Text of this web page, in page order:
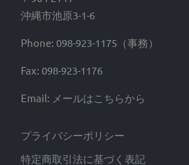
沖縄市池原3-1-6
Phone: 098-923-1175
Fax: 098-923-1176
Email: メールはこちらから
プライバシーポリシー
特定商取引法に基づく表記